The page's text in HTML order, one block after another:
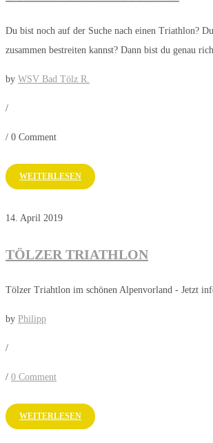
Du bist noch auf der Suche nach einen Triathlon?
zusammen bestreiten kannst? Dann bist du genau
by WSV Bad Tölz R.
/
/ 0 Comment
WEITERLESEN
14. April 2019
TÖLZER TRIATHLON
Tölzer Triahtlon im schönen Alpenvorland - Jetzt
by Philipp
/
/ 0 Comment
WEITERLESEN